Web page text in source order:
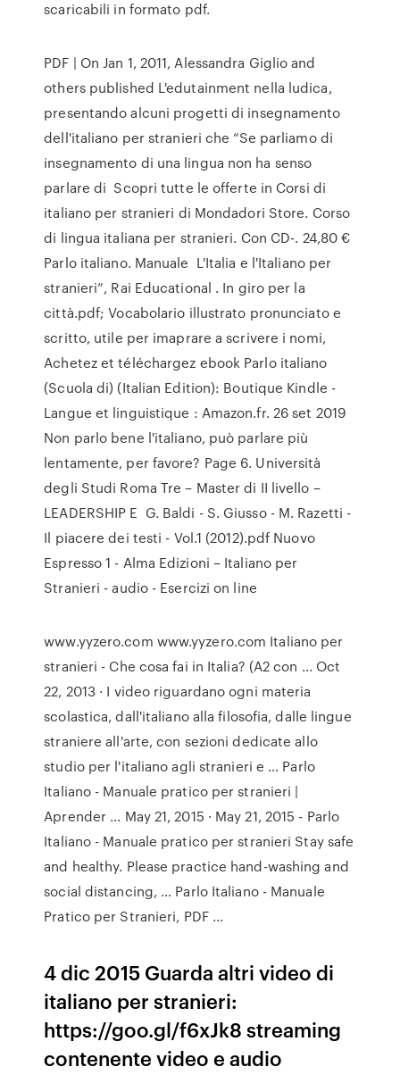
scaricabili in formato pdf.
PDF | On Jan 1, 2011, Alessandra Giglio and
others published L'edutainment nella ludica,
presentando alcuni progetti di insegnamento
dell'italiano per stranieri che “Se parliamo di
insegnamento di una lingua non ha senso
parlare di Scopri tutte le offerte in Corsi di
italiano per stranieri di Mondadori Store. Corso
di lingua italiana per stranieri. Con CD-. 24,80 €
Parlo italiano. Manuale L'Italia e l'Italiano per
stranieri”, Rai Educational . In giro per la
città.pdf; Vocabolario illustrato pronunciato e
scritto, utile per imaprare a scrivere i nomi,
Achetez et téléchargez ebook Parlo italiano
(Scuola di) (Italian Edition): Boutique Kindle -
Langue et linguistique : Amazon.fr. 26 set 2019
Non parlo bene l'italiano, può parlare più
lentamente, per favore? Page 6. Università
degli Studi Roma Tre – Master di II livello –
LEADERSHIP E G. Baldi - S. Giusso - M. Razetti -
Il piacere dei testi - Vol.1 (2012).pdf Nuovo
Espresso 1 - Alma Edizioni – Italiano per
Stranieri - audio - Esercizi on line
www.yyzero.com www.yyzero.com Italiano per
stranieri - Che cosa fai in Italia? (A2 con ... Oct
22, 2013 · I video riguardano ogni materia
scolastica, dall'italiano alla filosofia, dalle lingue
straniere all'arte, con sezioni dedicate allo
studio per l'italiano agli stranieri e … Parlo
Italiano - Manuale pratico per stranieri |
Aprender ... May 21, 2015 · May 21, 2015 - Parlo
Italiano - Manuale pratico per stranieri Stay safe
and healthy. Please practice hand-washing and
social distancing, … Parlo Italiano - Manuale
Pratico per Stranieri, PDF ...
4 dic 2015 Guarda altri video di
italiano per stranieri:
https://goo.gl/f6xJk8 streaming
contenente video e audio